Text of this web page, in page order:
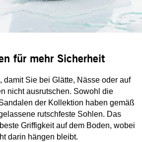
für mehr Sicherheit
damit Sie bei Glätte, Nässe oder auf
nicht ausrutschen. Sowohl die
der Kollektion haben gemäß
rutschfeste Sohlen. Das
Griffigkeit auf dem Boden, wobei
darin hängen bleibt.